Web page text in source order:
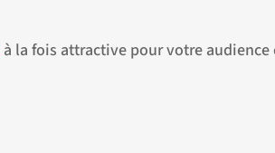
à la fois attractive pour votre